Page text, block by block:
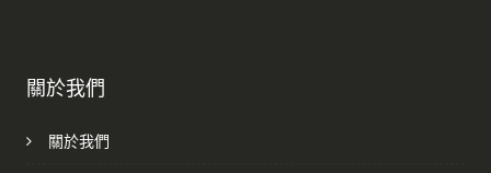
關於我們
關於我們